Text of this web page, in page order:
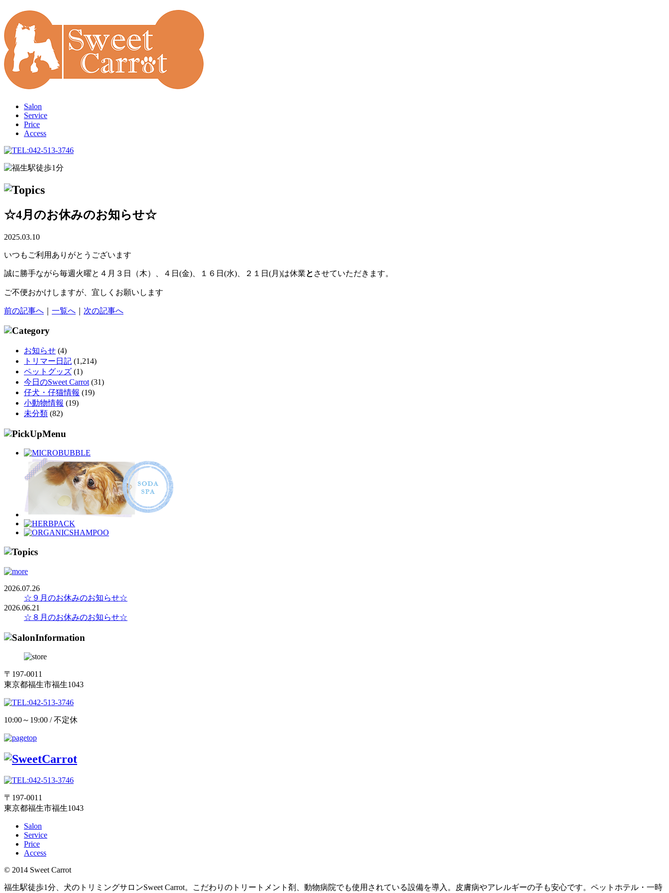
Salon
Service
Price
Access
☆4月のお休みのお知らせ☆
2025.03.10
いつもご利用ありがとうございます
誠に勝手ながら毎週火曜と４月３日（木）、４日(金)、１６日(水)、２１日(月)は休業と させていただきます。
ご不便おかけしますが、宜しくお願いします
前の記事へ 一覧へ 次の記事へ
お知らせ (4)
トリマー日記 (1,214)
ペットグッズ (1)
今日のSweet Carrot (31)
仔犬・仔猫情報 (19)
小動物情報 (19)
未分類 (82)
2026.07.26
☆９月のお休みのお知らせ☆
2026.06.21
☆８月のお休みのお知らせ☆
〒197-0011
東京都福生市福生1043
10:00～19:00 / 不定休
〒197-0011
東京都福生市福生1043
Salon
Service
Price
Access
© 2014 Sweet Carrot
福生駅徒歩1分、犬のトリミングサロンSweet Carrot。こだわりのトリートメント剤、動物病院でも使用されている設備を導入。皮膚病やアレルギーの子も安心です。ペットホテル・一時